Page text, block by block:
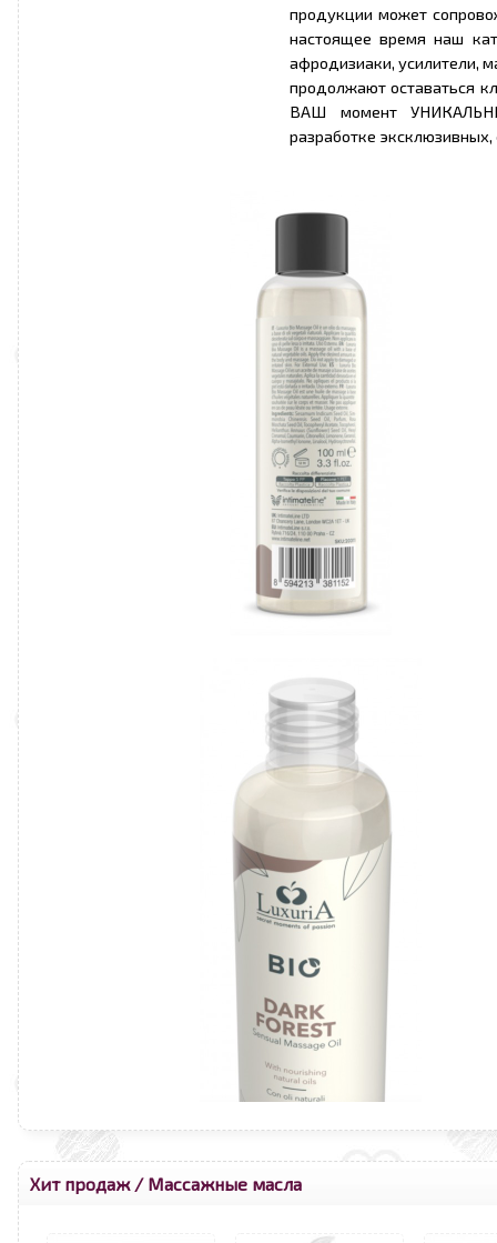
продукции может
настоящее время наш
афродизиаки, усилители,
продолжают оставаться
ВАШ момент
разработке
Хит продаж/ Массажные масла